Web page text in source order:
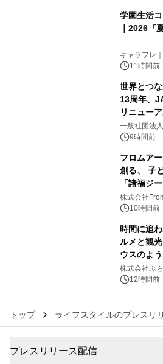
学園生活
｜2026『
キャラフレ
デザインズ
11時間前
世界とつ
13周年、
リニュー
一般社団法
9時間前
フロムア
創る、 子
「諸福ジ
(日)開催
株式会社
10時間前
時間に追
ルメと観
ウスのよ
サウナも
得な素泊ま
株式会社ぷ
12時間前
トップ ライフスタイルのプレスリ
プレスリリース配信